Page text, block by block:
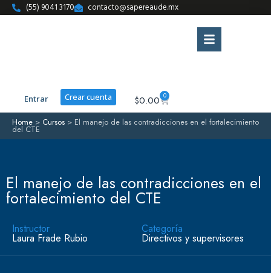
(55) 9041 3170 contacto@sapereaude.mx
Entrar Crear cuenta $0.00 0
Home > Cursos > El manejo de las contradicciones en el fortalecimiento
del CTE
El manejo de las contradicciones en el
fortalecimiento del CTE
Instructor
Laura Frade Rubio
Categoría
Directivos y supervisores